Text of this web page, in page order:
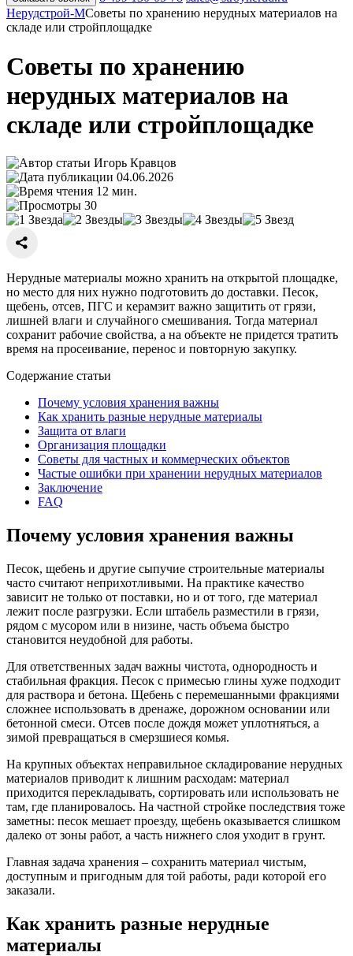
Нерудстрой-МСоветы по хранению нерудных материалов на
складе или стройплощадке
Советы по хранению
нерудных материалов на
складе или стройплощадке
Игорь Кравцов
04.06.2026
12 мин.
30
Нерудные материалы можно хранить на открытой площадке,
но место для них нужно подготовить до доставки. Песок,
щебень, отсев, ПГС и керамзит важно защитить от грязи,
лишней влаги и случайного смешивания. Тогда материал
сохранит рабочие свойства, а на объекте не придется тратить
время на просеивание, перенос и повторную закупку.
Содержание статьи
Почему условия хранения важны
Как хранить разные нерудные материалы
Защита от влаги
Организация площадки
Советы для частных и коммерческих объектов
Частые ошибки при хранении нерудных материалов
Заключение
FAQ
Почему условия хранения важны
Песок, щебень и другие сыпучие строительные материалы
часто считают неприхотливыми. На практике качество
зависит не только от поставки, но и от того, где материал
лежит после разгрузки. Если штабель разместили в грязи,
рядом с мусором или в низине, часть объема быстро
становится неудобной для работы.
Для ответственных задач важны чистота, однородность и
стабильная фракция. Песок с примесью глины хуже подходит
для раствора и бетона. Щебень с перемешанными фракциями
сложнее использовать в дренаже, дорожном основании или
бетонной смеси. Отсев после дождя может уплотняться, а
зимой превращаться в смерзшиеся комья.
На крупных объектах неправильное складирование нерудных
материалов приводит к лишним расходам: материал
приходится перекладывать, сортировать или использовать не
там, где планировалось. На частной стройке последствия тоже
заметны: песок мешает проезду, щебень оказывается слишком
далеко от зоны работ, а часть нижнего слоя уходит в грунт.
Главная задача хранения – сохранить материал чистым,
доступным и пригодным для той работы, ради которой его
заказали.
Как хранить разные нерудные
материалы